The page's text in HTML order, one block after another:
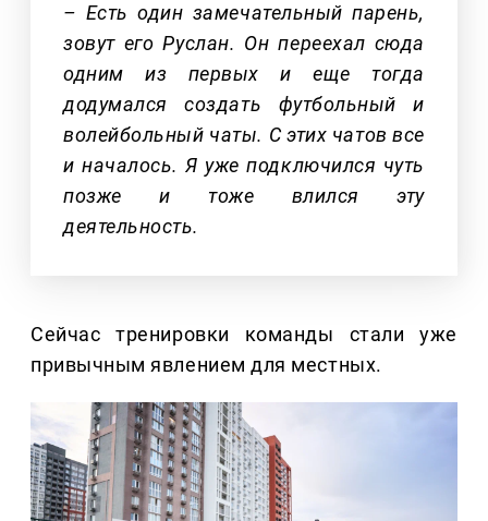
– Есть один замечательный парень,
зовут его Руслан. Он переехал сюда
одним из первых и еще тогда
додумался создать футбольный и
волейбольный чаты. С этих чатов все
и началось. Я уже подключился чуть
позже и тоже влился эту
деятельность.
Сейчас тренировки команды стали уже
привычным явлением для местных.